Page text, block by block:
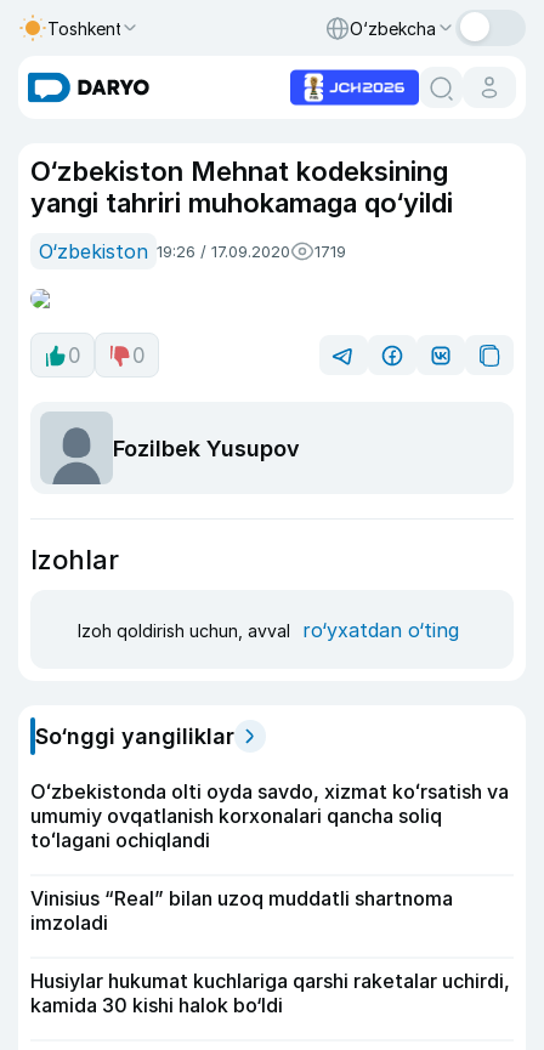
Toshkent O‘zbekcha
O‘zbekiston Mehnat kodeksining
yangi tahriri muhokamaga qo‘yildi
O‘zbekiston 19:26 / 17.09.2020 1719
0 0
Fozilbek Yusupov
Izohlar
Izoh qoldirish uchun, avval ro‘yxatdan o‘ting
So‘nggi yangiliklar
Oʻzbekistonda olti oyda savdo, xizmat koʻrsatish va
umumiy ovqatlanish korxonalari qancha soliq
toʻlagani ochiqlandi
Vinisius “Real” bilan uzoq muddatli shartnoma
imzoladi
Husiylar hukumat kuchlariga qarshi raketalar uchirdi,
kamida 30 kishi halok bo‘ldi